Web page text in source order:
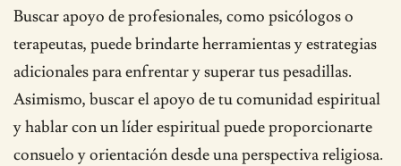
Buscar apoyo de profesionales, como psicólogos o
terapeutas, puede brindarte herramientas y estrategias
adicionales para enfrentar y superar tus pesadillas.
Asimismo, buscar el apoyo de tu comunidad espiritual
y hablar con un líder espiritual puede proporcionarte
consuelo y orientación desde una perspectiva religiosa.